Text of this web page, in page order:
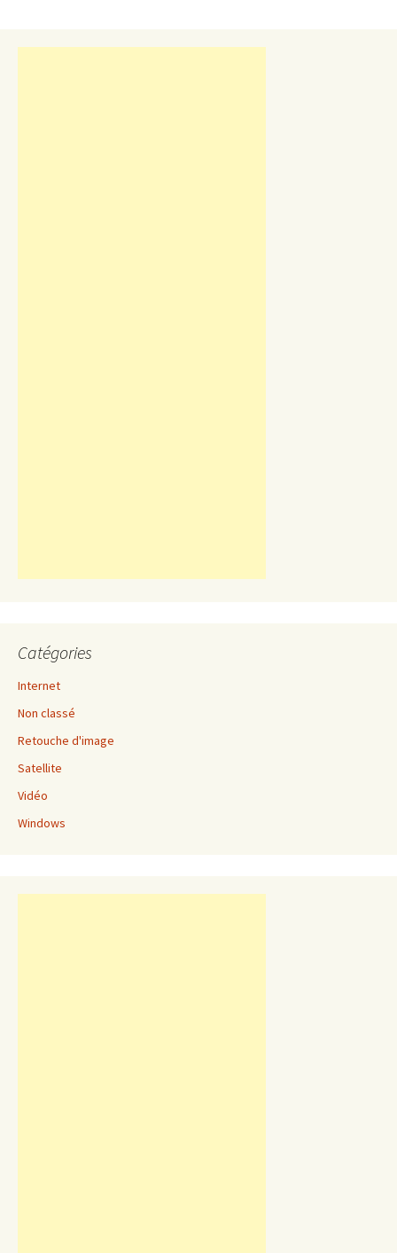
Catégories
Internet
Non classé
Retouche d'image
Satellite
Vidéo
Windows